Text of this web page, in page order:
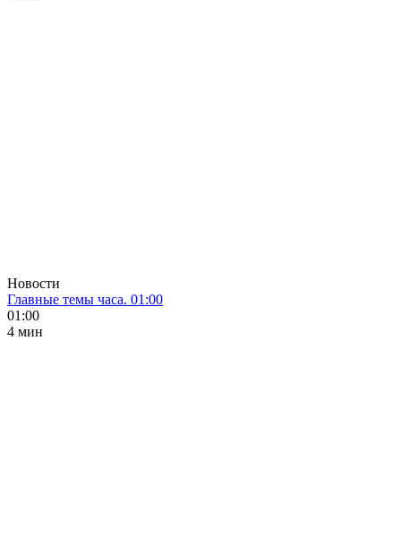
Новости
Главные темы часа. 01:00
01:00
4 мин